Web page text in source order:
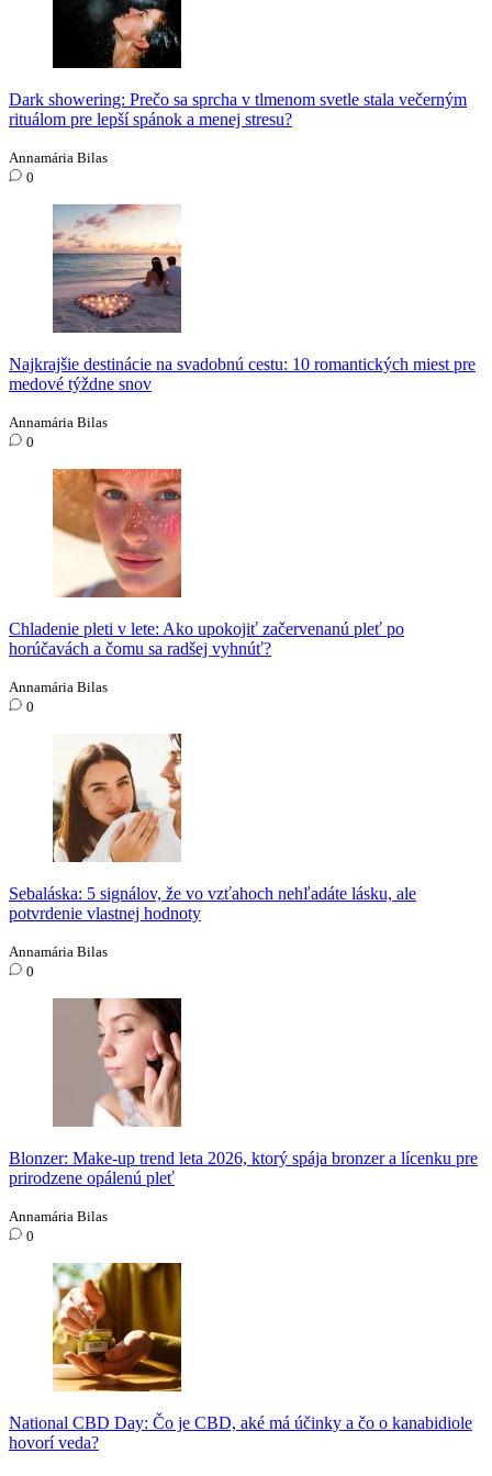
Dark showering: Prečo sa sprcha v tlmenom svetle stala večerným
rituálom pre lepší spánok a menej stresu?
Annamária Bilas
0
Najkrajšie destinácie na svadobnú cestu: 10 romantických miest pre
medové týždne snov
Annamária Bilas
0
Chladenie pleti v lete: Ako upokojiť začervenanú pleť po
horúčavách a čomu sa radšej vyhnúť?
Annamária Bilas
0
Sebaláska: 5 signálov, že vo vzťahoch nehľadáte lásku, ale
potvrdenie vlastnej hodnoty
Annamária Bilas
0
Blonzer: Make-up trend leta 2026, ktorý spája bronzer a lícenku pre
prirodzene opálenú pleť
Annamária Bilas
0
National CBD Day: Čo je CBD, aké má účinky a čo o kanabidiole
hovorí veda?